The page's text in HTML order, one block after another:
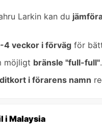
Larkin kan du
4 veckor i förväg för
möjligt bränsle "full-full".
i förarens namn
i Malaysia